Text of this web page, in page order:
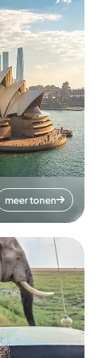
meer tonen